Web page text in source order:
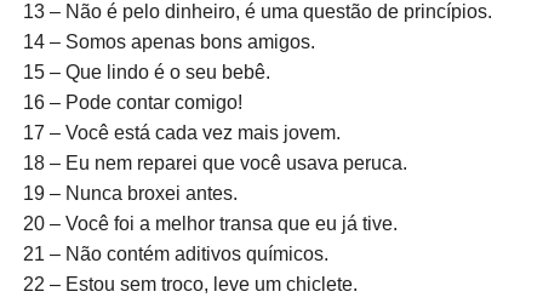
13 – Não é pelo dinheiro, é uma questão de princípios.
14 – Somos apenas bons amigos.
15 – Que lindo é o seu bebê.
16 – Pode contar comigo!
17 – Você está cada vez mais jovem.
18 – Eu nem reparei que você usava peruca.
19 – Nunca broxei antes.
20 – Você foi a melhor transa que eu já tive.
21 – Não contém aditivos químicos.
22 – Estou sem troco, leve um chiclete.